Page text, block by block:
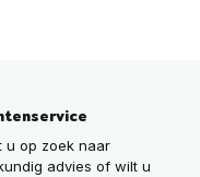
u op zoek naar
advies of wilt u